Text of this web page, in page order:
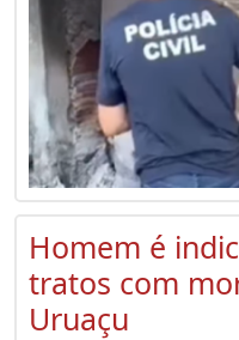
Homem é
tratos com
Uruaçu